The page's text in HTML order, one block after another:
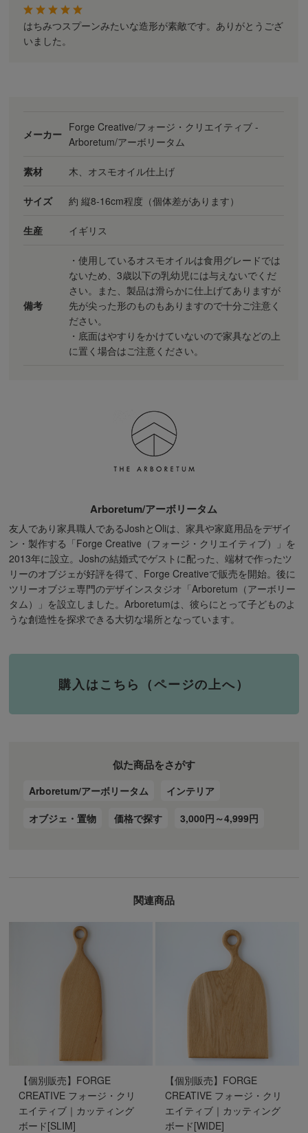
はちみつスプーンみたいな造形が素敵です。ありがとうござ
いました。
メーカー
Forge Creative/フォージ・クリエイティブ -
Arboretum/アーボリータム
素材 木、オスモオイル仕上げ
サイズ 約 縦8-16cm程度（個体差があります）
生産 イギリス
備考
・使用しているオスモオイルは食用グレードでは
ないため、3歳以下の乳幼児には与えないでくだ
さい。また、製品は滑らかに仕上げてありますが
先が尖った形のものもありますので十分ご注意く
ださい。
・底面はやすりをかけていないので家具などの上
に置く場合はご注意ください。
Arboretum/アーボリータム
友人であり家具職人であるJoshとOliは、家具や家庭用品をデザイ
ン・製作する「Forge Creative（フォージ・クリエイティブ）」を
2013年に設立。Joshの結婚式でゲストに配った、端材で作ったツ
リーのオブジェが好評を得て、Forge Creativeで販売を開始。後に
ツリーオブジェ専門のデザインスタジオ「Arboretum（アーボリー
タム）」を設立しました。Arboretumは、彼らにとって子どものよ
うな創造性を探求できる大切な場所となっています。
購入はこちら（ページの上へ）
似た商品をさがす
Arboretum/アーボリータム
インテリア
オブジェ・置物
価格で探す 3,000円～4,999円
関連商品
【個別販売】FORGE
CREATIVE フォージ・クリ
エイティブ｜カッティング
ボード[SLIM]
【個別販売】FORGE
CREATIVE フォージ・クリ
エイティブ｜カッティング
ボード[WIDE]